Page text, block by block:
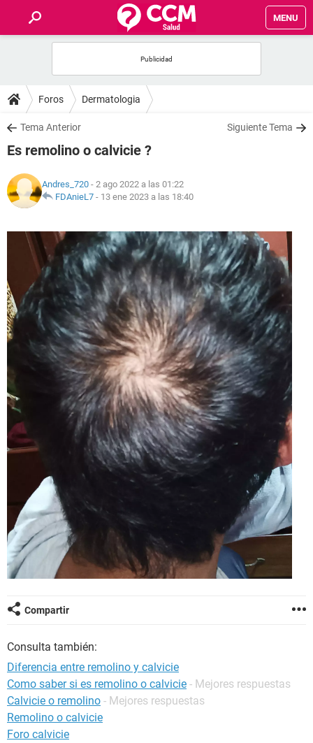
MENU
FOROS
SALUD
NUTRICIÓN
BIENESTAR
SEXUALIDAD
GLOSARIO
Foros Dermatologia
Tema Anterior Siguiente Tema
Es remolino o calvicie ?
Andres_720 - 2 ago 2022 a las 01:22
FDAnieL7 - 13 ene 2023 a las 18:40
Compartir
Consulta también:
Diferencia entre remolino y calvicie
Como saber si es remolino o calvicie - Mejores respuestas
Calvicie o remolino - Mejores respuestas
Remolino o calvicie
Foro calvicie